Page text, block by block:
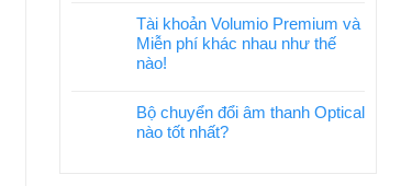
Tài khoản Volumio Premium và
Miễn phí khác nhau như thế
nào!
Bộ chuyển đổi âm thanh Optical
nào tốt nhất?